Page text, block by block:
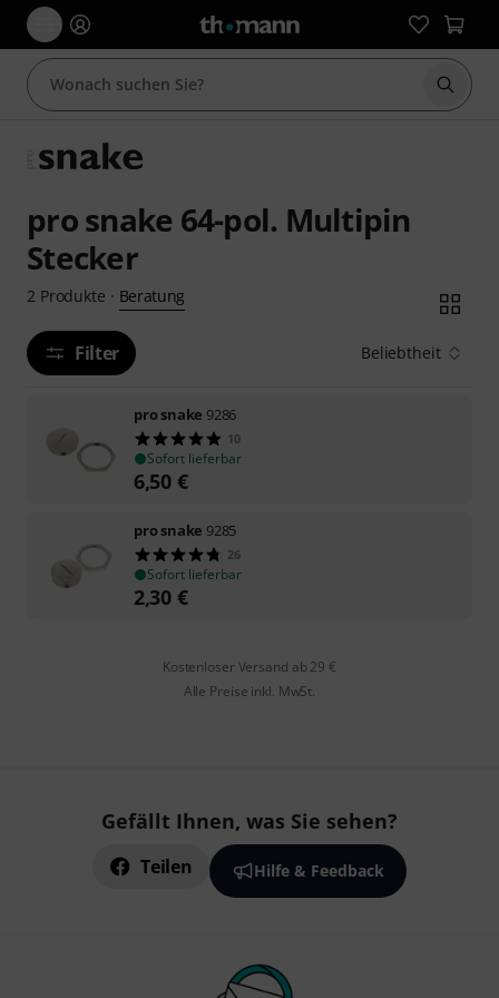
Suche
pro snake 64-pol. Multipin
Stecker
2 Produkte · Beratung
Filter Beliebtheit
pro snake 9286
10
Sofort lieferbar
6,50 €
pro snake 9285
26
Sofort lieferbar
2,30 €
Kostenloser Versand ab 29 €
Alle Preise inkl. MwSt.
Gefällt Ihnen, was Sie sehen?
Teilen Hilfe & Feedback